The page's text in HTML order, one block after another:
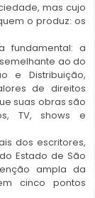
mas cujo
o produz: os
fundamental: a
ao do
e Distribuição,
de direitos
suas obras são
TV, shows e
dos escritores,
Estado de São
ampla da
cinco pontos